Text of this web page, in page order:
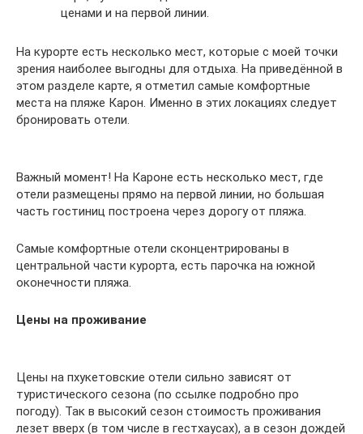
ценами и на первой линии.
На курорте есть несколько мест, которые с моей точки
зрения наиболее выгодны для отдыха. На приведённой в
этом разделе карте, я отметил самые комфортные
места на пляже Карон. Именно в этих локациях следует
бронировать отели.
Важный момент! На Кароне есть несколько мест, где
отели размещены прямо на первой линии, но большая
часть гостиниц построена через дорогу от пляжа.
Самые комфортные отели сконцентрированы в
центральной части курорта, есть парочка на южной
оконечности пляжа.
Цены на проживание
Цены на пхукетовские отели сильно зависят от
туристического сезона (по ссылке подробно про
погоду). Так в высокий сезон стоимость проживания
лезет вверх (в том числе в гестхаусах), а в сезон дождей